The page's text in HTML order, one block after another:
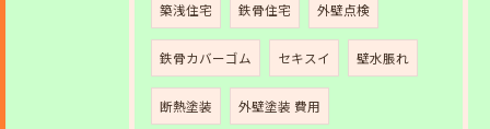
築浅住宅 鉄骨住宅 外壁点検
鉄骨カバーゴム セキスイ 壁水脹れ
断熱塗装 外壁塗装 費用